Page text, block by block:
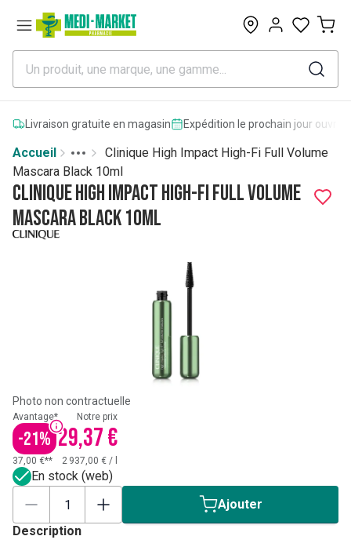
0
Livraison gratuite en magasin Expédition le prochain jour
Accueil
More
Toggle menu
Clinique High Impact High-Fi Full Volume
Mascara Black 10ml
Clinique High Impact High-Fi Full Volume
Mascara Black 10ml
Photo non contractuelle
Avantage*
-21%
Notre prix
29,37 €
37,00 €** 2 937,00 € /
En stock (web)
Ajouter
Description